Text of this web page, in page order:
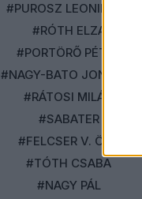
#PUROSZ LEONIDASZ
#RÓTH ELZA
#PORTÖRŐ PÉTER
#NAGY-BATO JONATÁN
#RÁTOSI MILÁN
#SABATER
#FELCSER V. ÖRS
#TÓTH CSABA
#NAGY PÁL